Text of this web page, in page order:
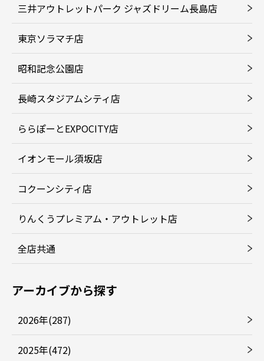
三井アウトレットパーク ジャズドリーム長島店
東京ソラマチ店
昭和記念公園店
長崎スタジアムシティ店
ららぽーとEXPOCITY店
イオンモール須坂店
コクーンシティ店
りんくうプレミアム・アウトレット店
全店共通
アーカイブから探す
2026年(287)
2025年(472)